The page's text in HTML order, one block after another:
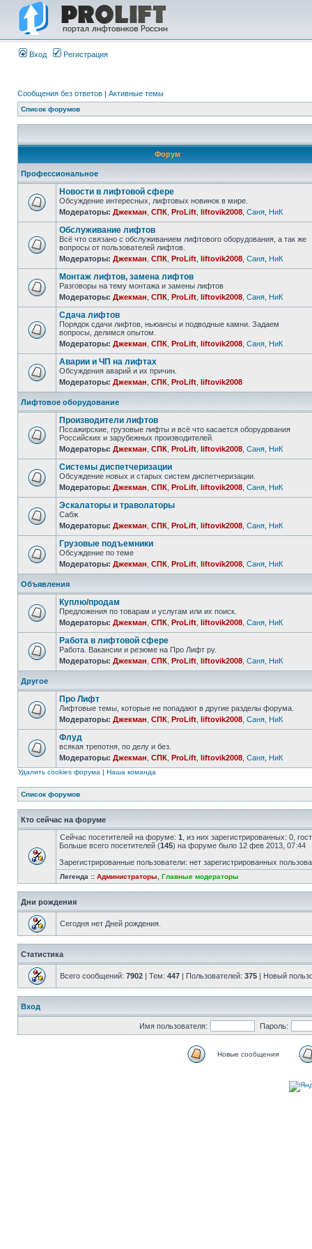
Вход Регистрация
Сообщения без ответов | Активные темы
Список форумов
Форум
Профессиональное
Новости в лифтовой сфере
Обсуждение интересных, лифтовых новинок в мире.
Модераторы: Джекман СПК ProLift liftovik2008 Саня НиК
Обслуживание лифтов
Всё что связано с обслуживанием лифтового оборудования, а так же
вопросы от пользователей лифтов.
Модераторы: Джекман СПК ProLift liftovik2008 Саня НиК
Монтаж лифтов, замена лифтов
Разговоры на тему монтажа и замены лифтов
Модераторы: Джекман СПК ProLift liftovik2008 Саня НиК
Сдача лифтов
Порядок сдачи лифтов, ньюансы и подводные камни. Задаем
вопросы, делимся опытом.
Модераторы: Джекман СПК ProLift liftovik2008 Саня НиК
Аварии и ЧП на лифтах
Обсуждения аварий и их причин.
Модераторы: Джекман СПК ProLift liftovik2008
Лифтовое оборудование
Производители лифтов
Пссажирские, грузовые лифты и всё что касается оборудования
Российских и зарубежных производителей.
Модераторы: Джекман СПК ProLift liftovik2008 Саня НиК
Системы диспетчеризации
Обсуждение новых и старых систем диспетчеризации.
Модераторы: Джекман СПК ProLift liftovik2008 Саня НиК
Эскалаторы и траволаторы
Сабж
Модераторы: Джекман СПК ProLift liftovik2008 Саня НиК
Грузовые подъемники
Обсуждение по теме
Модераторы: Джекман СПК ProLift liftovik2008 Саня НиК
Объявления
Куплю/продам
Предложения по товарам и услугам или их поиск.
Модераторы: Джекман СПК ProLift liftovik2008 Саня НиК
Работа в лифтовой сфере
Работа. Вакансии и резюме на Про Лифт ру.
Модераторы: Джекман СПК ProLift liftovik2008 Саня НиК
Другое
Про Лифт
Лифтовые темы, которые не попадают в другие разделы форума.
Модераторы: Джекман СПК ProLift liftovik2008 Саня НиК
Флуд
всякая трепотня, по делу и без.
Модераторы: Джекман СПК ProLift liftovik2008 Саня НиК
Удалить cookies форума | Наша команда
Список форумов
Кто сейчас на форуме
Сейчас посетителей на форуме: 1 , из них зарегистрированных: 0,
Больше всего посетителей (145) на форуме было 12 фев 2013, 07:44
Зарегистрированные пользователи: нет зарегистрированных
Легенда :: Администраторы Главные модераторы
Дни рождения
Сегодня нет Дней рождения.
Статистика
Всего сообщений: 7902 | Тем: 447 | Пользователей: 375 | Новый
Вход
Имя пользователя: Пароль:
Новые сообщения